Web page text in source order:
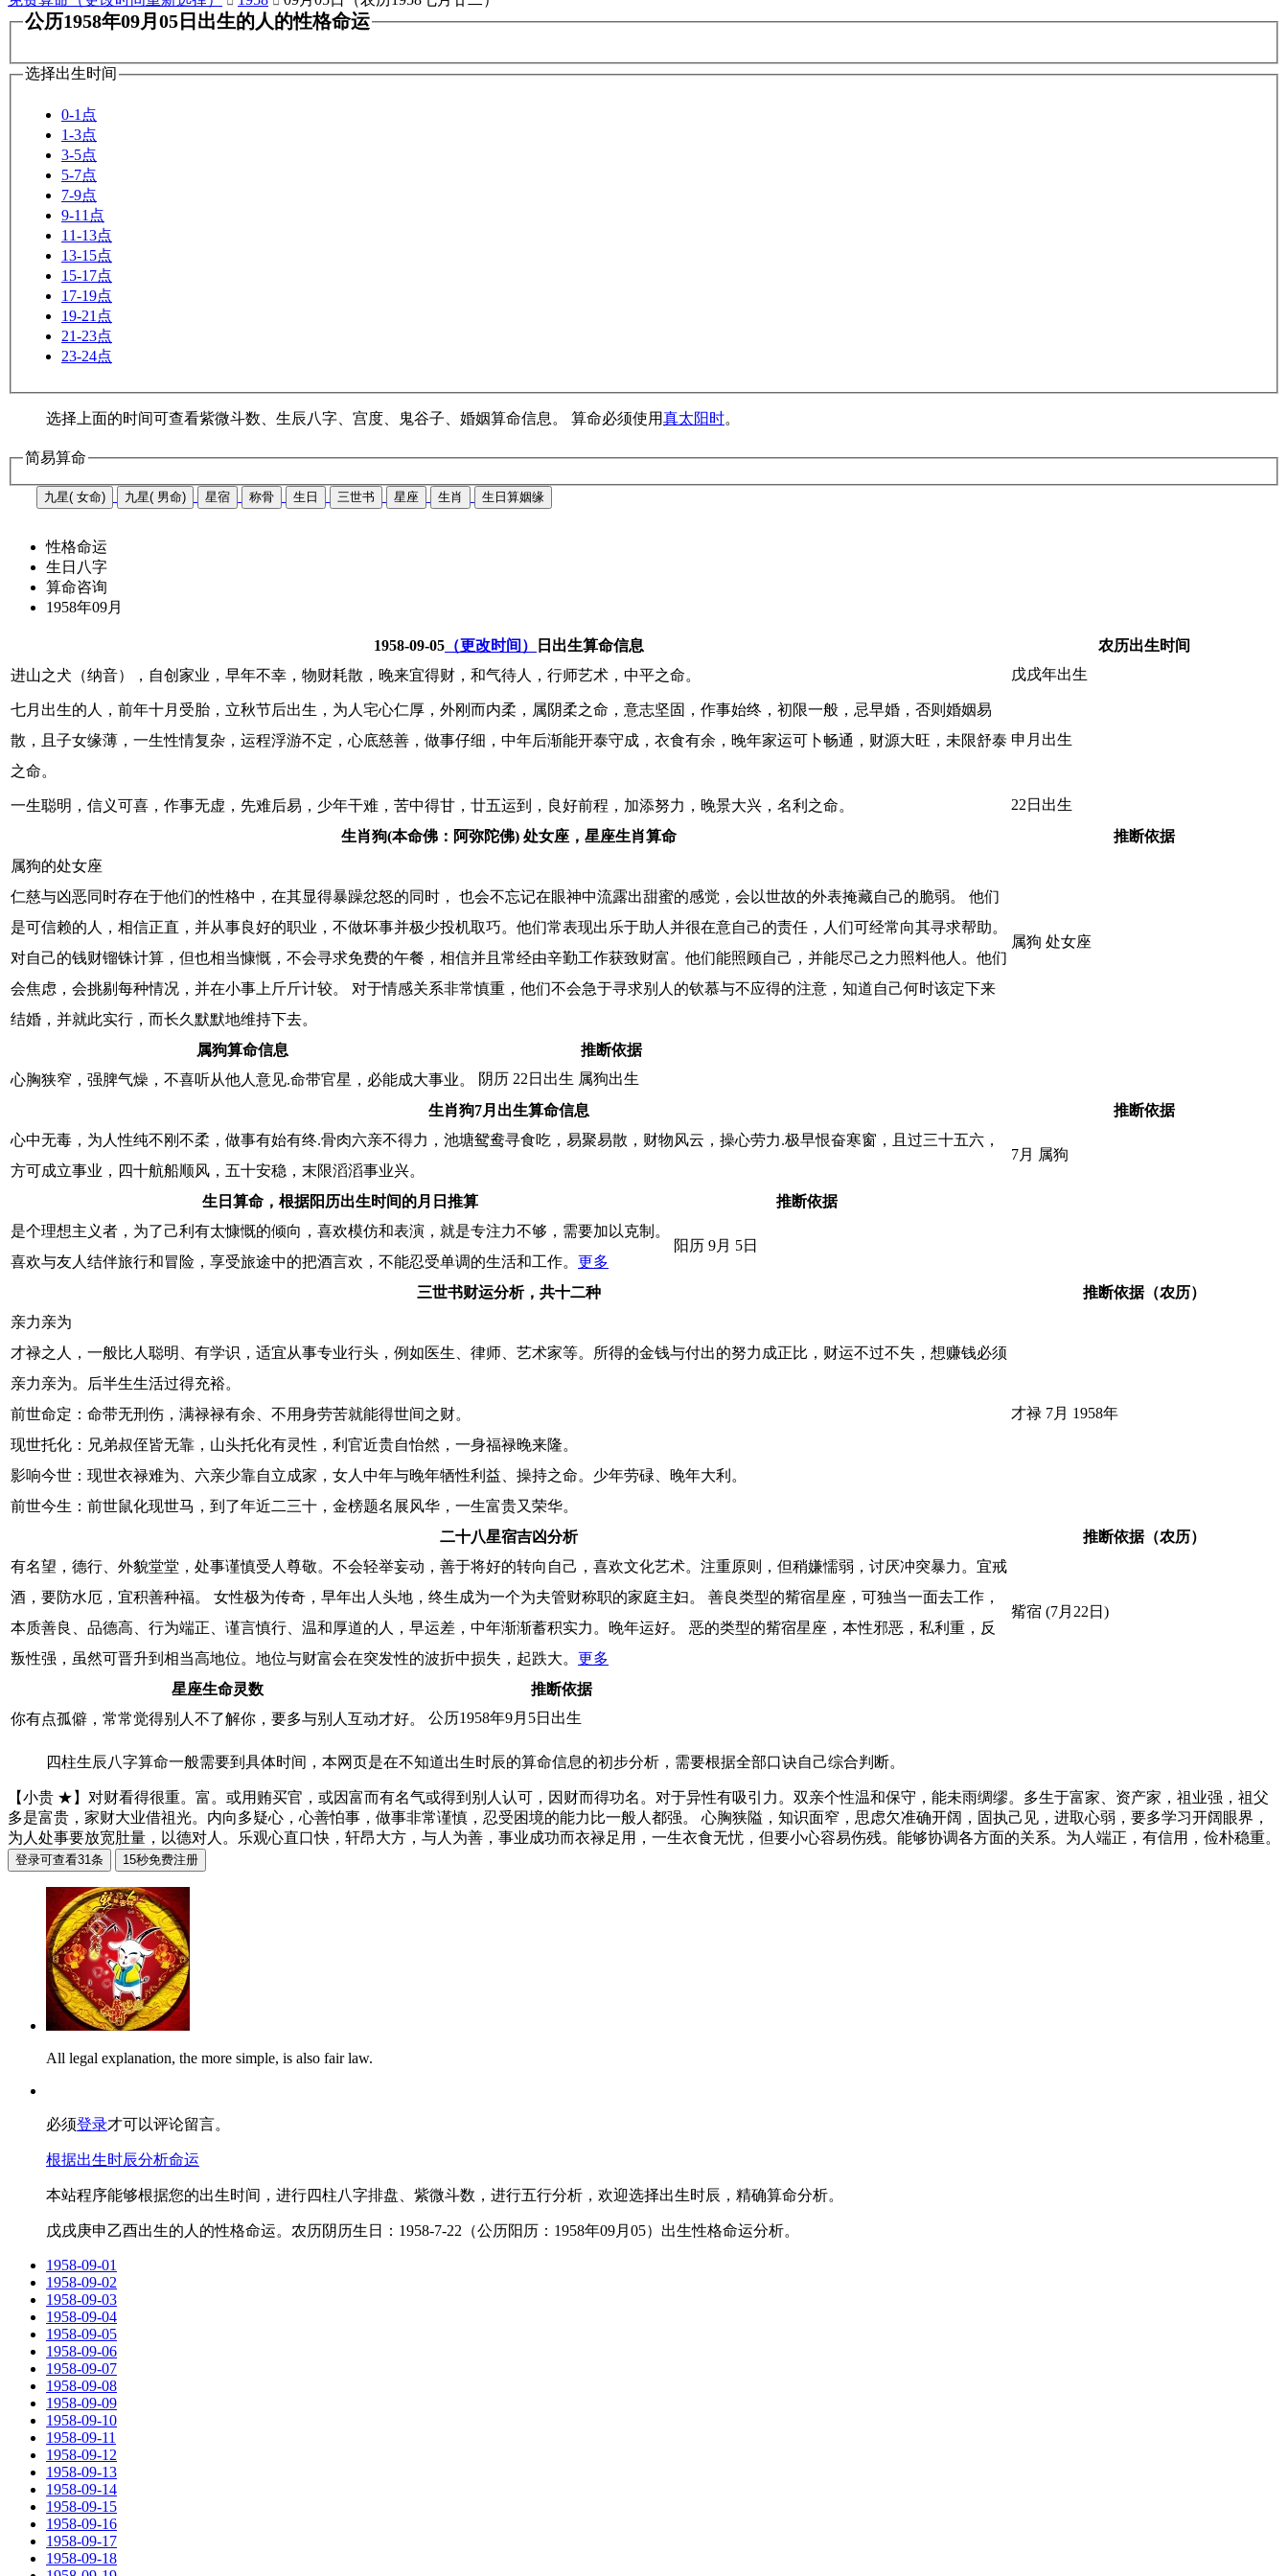
公历1958年09月05日出生的人的性格命运
选择出生时间
0-1点
1-3点
3-5点
5-7点
7-9点
9-11点
11-13点
13-15点
15-17点
17-19点
19-21点
21-23点
23-24点
选择上面的时间可查看紫微斗数、生辰八字、宫度、鬼谷子、婚姻算命信息。 算命必须使用真太阳时。
简易算命
九星( 女命) 九星( 男命) 星宿 称骨 生日 三世书 星座 生肖 生日算姻缘
性格命运
生日八字
算命咨询
1958年09月
1958-09-05 （更改时间） 日出生算命信息
农历出生时间
进山之犬（纳音），自创家业，早年不幸，物财耗散，晚来宜得财，和气待人，行师艺术，中平之命。
戊戌年出生
七月出生的人，前年十月受胎，立秋节后出生，为人宅心仁厚，外刚而内柔，属阴柔之命，意志坚固，作事始终，初限一般，忌早婚，否则婚姻易
散，且子女缘薄，一生性情复杂，运程浮游不定，心底慈善，做事仔细，中年后渐能开泰守成，衣食有余，晚年家运可卜畅通，财源大旺，未限舒泰
之命。
申月出生
一生聪明，信义可喜，作事无虚，先难后易，少年干难，苦中得甘，廿五运到，良好前程，加添努力，晚景大兴，名利之命。
22日出生
生肖狗(本命佛：阿弥陀佛) 处女座，星座生肖算命
推断依据
属狗的处女座
仁慈与凶恶同时存在于他们的性格中，在其显得暴躁忿怒的同时， 也会不忘记在眼神中流露出甜蜜的感觉，会以世故的外表掩藏自己的脆弱。 他们
是可信赖的人，相信正直，并从事良好的职业，不做坏事并极少投机取巧。他们常表现出乐于助人并很在意自己的责任，人们可经常向其寻求帮助。
对自己的钱财镏铢计算，但也相当慷慨，不会寻求免费的午餐，相信并且常经由辛勤工作获致财富。他们能照顾自己，并能尽己之力照料他人。他们
会焦虑，会挑剔每种情况，并在小事上斤斤计较。 对于情感关系非常慎重，他们不会急于寻求别人的钦慕与不应得的注意，知道自己何时该定下来
结婚，并就此实行，而长久默默地维持下去。
属狗 处女座
属狗算命信息
推断依据
心胸狭窄，强脾气燥，不喜听从他人意见.命带官星，必能成大事业。
阴历 22日出生 属狗出生
生肖狗7月出生算命信息
推断依据
心中无毒，为人性纯不刚不柔，做事有始有终.骨肉六亲不得力，池塘鸳鸯寻食吃，易聚易散，财物风云，操心劳力.极早恨奋寒窗，且过三十五六，
方可成立事业，四十航船顺风，五十安稳，末限滔滔事业兴。
7月 属狗
生日算命，根据阳历出生时间的月日推算
推断依据
是个理想主义者，为了己利有太慷慨的倾向，喜欢模仿和表演，就是专注力不够，需要加以克制。
喜欢与友人结伴旅行和冒险，享受旅途中的把酒言欢，不能忍受单调的生活和工作。 更多
阳历 9月 5日
三世书财运分析，共十二种
推断依据（农历）
亲力亲为
才禄之人，一般比人聪明、有学识，适宜从事专业行头，例如医生、律师、艺术家等。所得的金钱与付出的努力成正比，财运不过不失，想赚钱必须
亲力亲为。后半生生活过得充裕。
前世命定：命带无刑伤，满禄禄有余、不用身劳苦就能得世间之财。
现世托化：兄弟叔侄皆无靠，山头托化有灵性，利官近贵自怡然，一身福禄晚来隆。
影响今世：现世衣禄难为、六亲少靠自立成家，女人中年与晚年牺性利益、操持之命。少年劳碌、晚年大利。
前世今生：前世鼠化现世马，到了年近二三十，金榜题名展风华，一生富贵又荣华。
才禄 7月 1958年
二十八星宿吉凶分析
推断依据（农历）
有名望，德行、外貌堂堂，处事谨慎受人尊敬。不会轻举妄动，善于将好的转向自己，喜欢文化艺术。注重原则，但稍嫌懦弱，讨厌冲突暴力。宜戒
酒，要防水厄，宜积善种福。 女性极为传奇，早年出人头地，终生成为一个为夫管财称职的家庭主妇。 善良类型的觜宿星座，可独当一面去工作，
本质善良、品德高、行为端正、谨言慎行、温和厚道的人，早运差，中年渐渐蓄积实力。晚年运好。 恶的类型的觜宿星座，本性邪恶，私利重，反
叛性强，虽然可晋升到相当高地位。地位与财富会在突发性的波折中损失，起跌大。 更多
觜宿 (7月22日)
星座生命灵数
推断依据
你有点孤僻，常常觉得别人不了解你，要多与别人互动才好。
公历1958年9月5日出生
四柱生辰八字算命一般需要到具体时间，本网页是在不知道出生时辰的算命信息的初步分析，需要根据全部口诀自己综合判断。
【小贵 ★】对财看得很重。富。或用贿买官，或因富而有名气或得到别人认可，因财而得功名。对于异性有吸引力。双亲个性温和保守，能未雨绸缪。多生于富家、资产家，祖业强，祖父
多是富贵，家财大业借祖光。内向多疑心，心善怕事，做事非常谨慎，忍受困境的能力比一般人都强。 心胸狭隘，知识面窄，思虑欠准确开阔，固执己见，进取心弱，要多学习开阔眼界，
为人处事要放宽肚量，以德对人。乐观心直口快，轩昂大方，与人为善，事业成功而衣禄足用，一生衣食无忧，但要小心容易伤残。能够协调各方面的关系。为人端正，有信用，俭朴稳重。
All legal explanation, the more simple, is also fair law.
必须登录才可以评论留言。
根据出生时辰分析命运
本站程序能够根据您的出生时间，进行四柱八字排盘、紫微斗数，进行五行分析，欢迎选择出生时辰，精确算命分析。
戊戌庚申乙酉出生的人的性格命运。农历阴历生日：1958-7-22（公历阳历：1958年09月05）出生性格命运分析。
1958-09-01
1958-09-02
1958-09-03
1958-09-04
1958-09-05
1958-09-06
1958-09-07
1958-09-08
1958-09-09
1958-09-10
1958-09-11
1958-09-12
1958-09-13
1958-09-14
1958-09-15
1958-09-16
1958-09-17
1958-09-18